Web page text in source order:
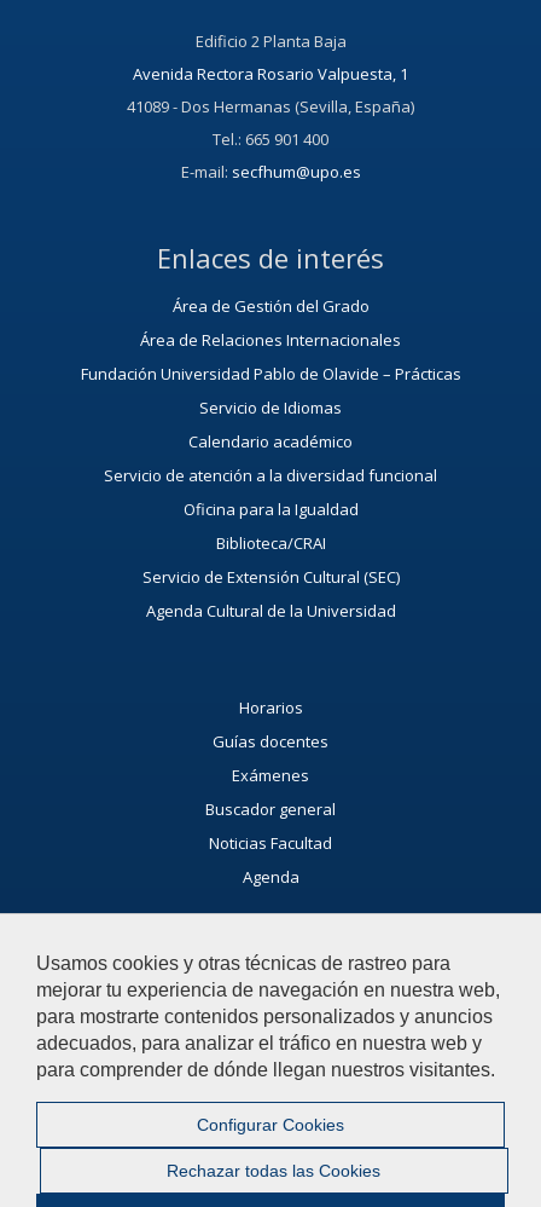
Usamos cookies y otras técnicas de rastreo para
mejorar tu experiencia de navegación en nuestra web,
para mostrarte contenidos personalizados y anuncios
adecuados, para analizar el tráfico en nuestra web y
para comprender de dónde llegan nuestros visitantes.
Configurar Cookies
Rechazar todas las Cookies
Edificio 2 Planta Baja
Avenida Rectora Rosario Valpuesta, 1
41089 - Dos Hermanas (Sevilla, España)
Tel.: 665 901 400
E-mail: secfhum@upo.es
Enlaces de interés
Área de Gestión del Grado
Área de Relaciones Internacionales
Fundación Universidad Pablo de Olavide – Prácticas
Servicio de Idiomas
Calendario académico
Servicio de atención a la diversidad funcional
Oficina para la Igualdad
Biblioteca/CRAI
Servicio de Extensión Cultural (SEC)
Agenda Cultural de la Universidad
Horarios
Guías docentes
Exámenes
Buscador general
Noticias Facultad
Agenda
Buzón de consultas
Si tienes dudas, contacta con nosotros.
Contacta con nosotros
Aviso legal |
Configurar cookies